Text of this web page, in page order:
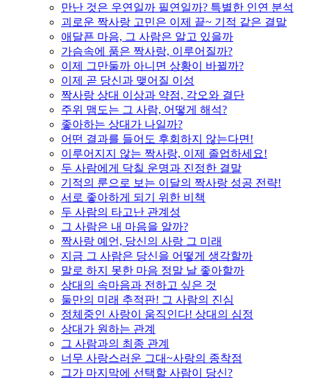
만난 것은 우연일까 필연일까? 특별한 인연 분석
괴로운 짝사랑 고민은 이제 끝~ 기적 같은 결말
애달픈 마음, 그 사람은 알고 있을까
가슴속에 품은 짝사랑, 이루어질까?
이제 그만둘까 아니면 상황이 바뀔까?
이제 곧 당신과 맺어질 이성
짝사랑 상대 이상과 약점, 각오와 결단
주위 맴도는 그 사람, 어떻게 해석?
좋아하는 상대가 나일까?
어떤 결과를 들어도 후회하지 않는다면!
이루어지지 않는 짝사랑, 이제 졸업하세요!
두 사람에게 닥칠 운명과 진정한 결말
기적의 룬으로 보는 이달의 짝사랑 성공 전략!
서로 좋아하게 되기 위한 비책
두 사람의 타고난 관계성
그 사람은 내 마음을 알까?
짝사랑 예언, 당신의 사랑 그 미래
지금 그 사람은 당신을 어떻게 생각할까
말로 하지 못한 마음 정말 날 좋아할까
상대의 속마음과 전하고 싶은 것
둘만의 미래 추적판! 그 사람의 진심
정체중인 사랑이 움직인다! 상대의 심정
상대가 원하는 관계
그 사람과의 최종 관계
너무 사랑스러운 그대~사랑의 종착점
그가 마지막에 선택할 사람이 당신?